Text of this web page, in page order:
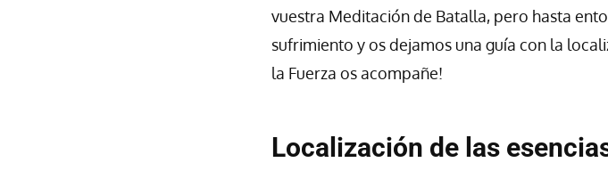
vuestra Meditación de Batalla, pero hasta
sufrimiento y os dejamos una guía con la
la Fuerza os acompañe!
Localización de las